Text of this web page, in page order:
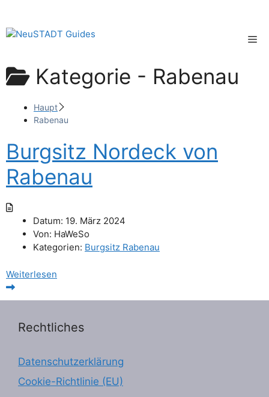
springen
Kategorie - Rabenau
Haupt
Rabenau
Burgsitz Nordeck von
Rabenau
Datum: 19. März 2024
Von: HaWeSo
Kategorien: Burgsitz Rabenau
Weiterlesen
Rechtliches
Datenschutzerklärung
Cookie-Richtlinie (EU)